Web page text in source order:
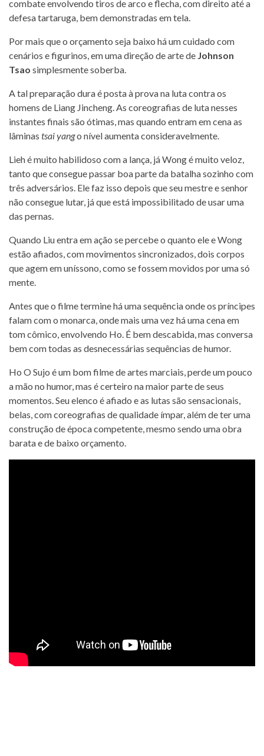
combate envolvendo tiros de arco e flecha, com direito até a
defesa tartaruga, bem demonstradas em tela.
Por mais que o orçamento seja baixo há um cuidado com
cenários e figurinos, em uma direção de arte de Johnson
Tsao simplesmente soberba.
A tal preparação dura é posta à prova na luta contra os
homens de Liang Jincheng. As coreografias de luta nesses
instantes finais são ótimas, mas quando entram em cena as
lâminas tsai yango nível aumenta consideravelmente.
Lieh é muito habilidoso com a lança, já Wong é muito veloz,
tanto que consegue passar boa parte da batalha sozinho com
três adversários. Ele faz isso depois que seu mestre e senhor
não consegue lutar, já que está impossibilitado de usar uma
das pernas.
Quando Liu entra em ação se percebe o quanto ele e Wong
estão afiados, com movimentos sincronizados, dois corpos
que agem em uníssono, como se fossem movidos por uma só
mente.
Antes que o filme termine há uma sequência onde os príncipes
falam com o monarca, onde mais uma vez há uma cena em
tom cômico, envolvendo Ho. É bem descabida, mas conversa
bem com todas as desnecessárias sequências de humor.
Ho O Sujo é um bom filme de artes marciais, perde um pouco
a mão no humor, mas é certeiro na maior parte de seus
momentos. Seu elenco é afiado e as lutas são sensacionais,
belas, com coreografias de qualidade ímpar, além de ter uma
construção de época competente, mesmo sendo uma obra
barata e de baixo orçamento.